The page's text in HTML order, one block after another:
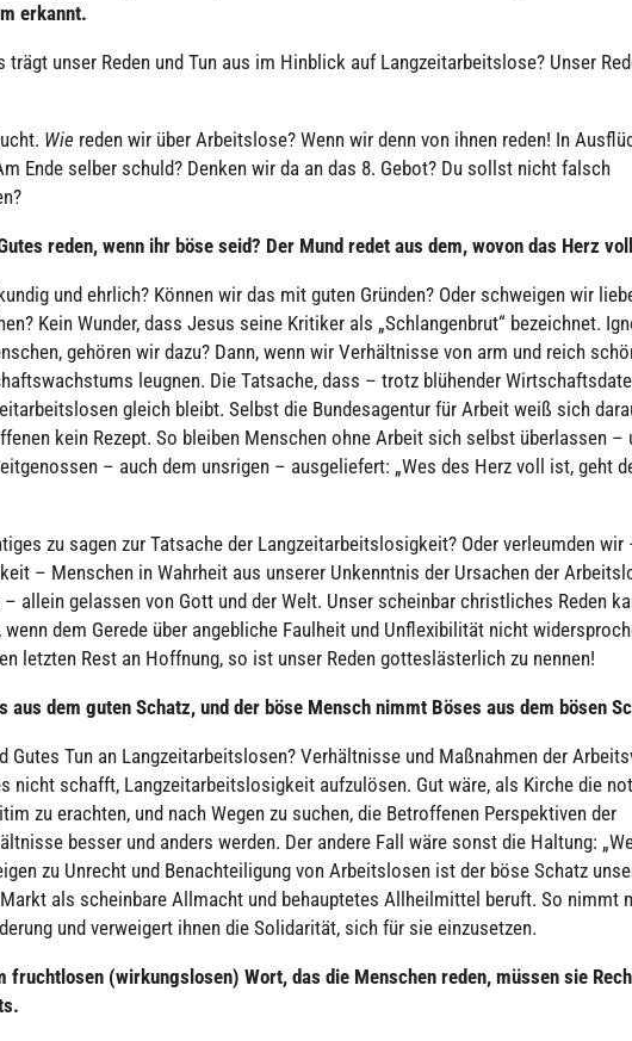
erkannt.
trägt unser Reden und Tun aus im Hinblick auf Lang­zeit­ar­beits­lose? Unser
Wie reden wir über Arbeits­lose? Wenn wir denn von ihnen reden! In
Ende selber schuld? Denken wir da an das 8. Gebot? Du sollst nicht falsch
reden, wenn ihr böse seid? Der Mund redet aus dem, wovon das Herz
und ehrlich? Können wir das mit guten Gründen? Oder schwei­gen wir
Kein Wunder, dass Jesus seine Kritiker als „Schlan­gen­brut“ bezeich­net.
gehören wir dazu? Dann, wenn wir Ver­hält­nisse von arm und reich
leugnen. Die Tatsache, dass – trotz blü­hen­der
gleich bleibt. Selbst die Bun­des­agen­tur für Arbeit weiß sich
kein Rezept. So bleiben Menschen ohne Arbeit sich selbst über­las­sen –
– auch dem unsrigen – aus­ge­lie­fert: „Wes des Herz voll ist, geht
zu sagen zur Tatsache der Lang­zeit­ar­beits­lo­sig­keit? Oder ver­leum­den wir
– Menschen in Wahrheit aus unserer Unkennt­nis der Ursachen der
allein gelassen von Gott und der Welt. Unser schein­bar christ­li­ches Reden
dem Gerede über angeb­li­che Faulheit und Unfle­xi­bi­li­tät nicht
letzten Rest an Hoffnung, so ist unser Reden got­tes­läs­ter­lich zu nennen!
dem guten Schatz, und der böse Mensch nimmt Böses aus dem bösen
Gutes Tun an Lang­zeit­ar­beits­lo­sen? Ver­hält­nisse und Maß­nah­men der
nicht schafft, Lang­zeit­ar­beits­lo­sig­keit auf­zu­lö­sen. Gut wäre, als Kirche die
zu erachten, und nach Wegen zu suchen, die Betrof­fe­nen Per­spek­ti­ven der
besser und anders werden. Der andere Fall wäre sonst die Haltung:
zu Unrecht und Benach­tei­li­gung von Arbeits­lo­sen ist der böse Schatz
als schein­bare Allmacht und behaup­te­tes All­heil­mit­tel beruft. So nimmt
und ver­wei­gert ihnen die Soli­da­ri­tät, sich für sie ein­zu­set­zen.
frucht­lo­sen (wir­kungs­lo­sen) Wort, das die Menschen reden, müssen sie